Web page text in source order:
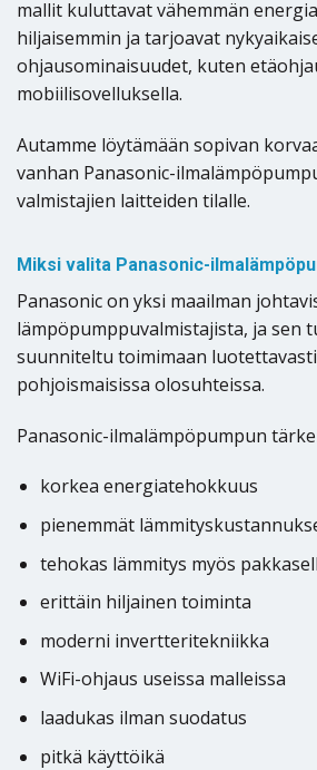
mallit kuluttavat vähemmän
hiljaisemmin ja tarjoavat
ohjausominaisuudet, kuten
mobiilisovelluksella.
Autamme löytämään sopivan
vanhan Panasonic-
valmistajien laitteiden tilalle.
Miksi valita Panasonic-
Panasonic on yksi maailman
lämpöpumppuvalmistajista, ja sen
suunniteltu toimimaan
pohjoismaisissa olosuhteissa.
Panasonic-ilmalämpöpumpun
korkea energiatehokkuus
pienemmät
tehokas lämmitys myös
erittäin hiljainen toiminta
moderni invertteritekniikka
WiFi-ohjaus useissa malleissa
laadukas ilman suodatus
pitkä käyttöikä